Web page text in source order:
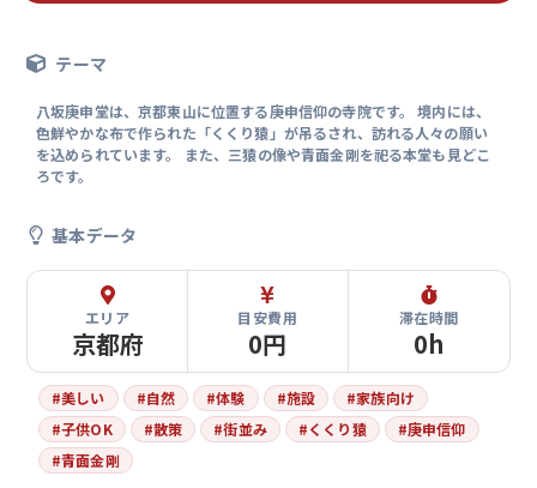
テーマ
八坂庚申堂は、京都東山に位置する庚申信仰の寺院です。 境内には、
色鮮やかな布で作られた「くくり猿」が吊るされ、訪れる人々の願い
を込められています。 また、三猿の像や青面金剛を祀る本堂も見どこ
ろです。
基本データ
エリア
京都府
目安費用
0円
滞在時間
0h
#美しい #自然 #体験 #施設 #家族向け
#子供OK #散策 #街並み #くくり猿 #庚申信仰
#青面金剛